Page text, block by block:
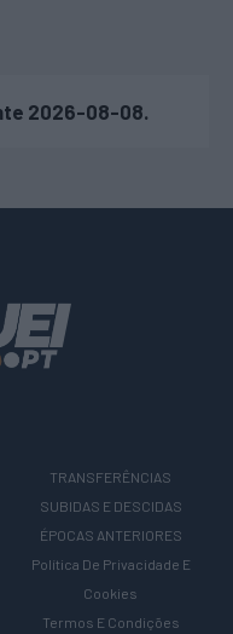
2026-08-08.
TRANSFERÊNCIAS
SUBIDAS E DESCIDAS
ÉPOCAS ANTERIORES
Política De Privacidade E
Cookies
Termos E Condições